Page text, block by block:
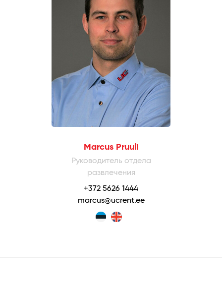
Marcus Pruuli
Руководитель отдела
развлечения
+372 5626 1444
marcus@ucrent.ee